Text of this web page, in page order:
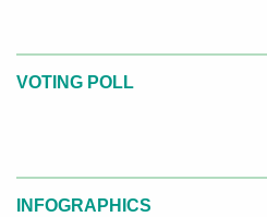
VOTING POLL
INFOGRAPHICS